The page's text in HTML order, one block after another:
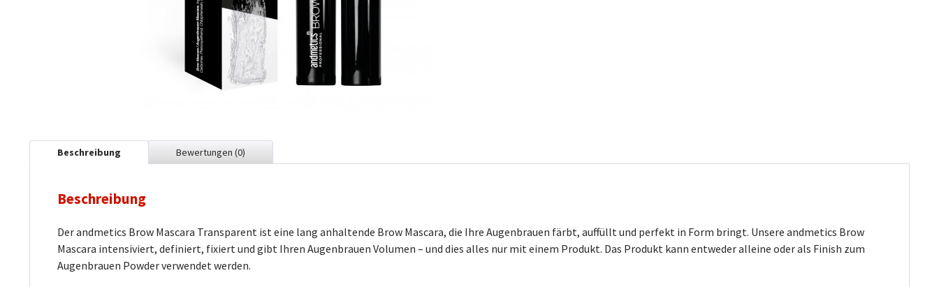
Beschreibung Bewertungen (0)
Beschreibung
Der andmetics Brow Mascara Transparent ist eine lang anhaltende Brow Mascara, die Ihre Augenbrauen färbt, auffüllt und perfekt in Form bringt. Unsere andmetics Brow
Mascara intensiviert, definiert, fixiert und gibt Ihren Augenbrauen Volumen – und dies alles nur mit einem Produkt. Das Produkt kann entweder alleine oder als Finish zum
Augenbrauen Powder verwendet werden.